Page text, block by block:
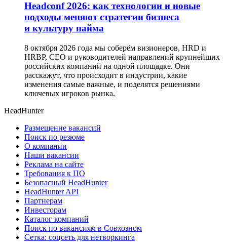
Headсonf 2026: как технологии и новые
подходы меняют стратегии бизнеса
и культуру найма
8 октября 2026 года мы соберём визионеров, HRD и
HRBP, СЕО и руководителей направлений крупнейших
российских компаний на одной площадке. Они
расскажут, что происходит в индустрии, какие
изменения самые важные, и поделятся решениями
ключевых игроков рынка.
HeadHunter
Размещение вакансий
Поиск по резюме
О компании
Наши вакансии
Реклама на сайте
Требования к ПО
Безопасный HeadHunter
HeadHunter API
Партнерам
Инвесторам
Каталог компаний
Поиск по вакансиям в Совхозном
Сетка: соцсеть для нетворкинга